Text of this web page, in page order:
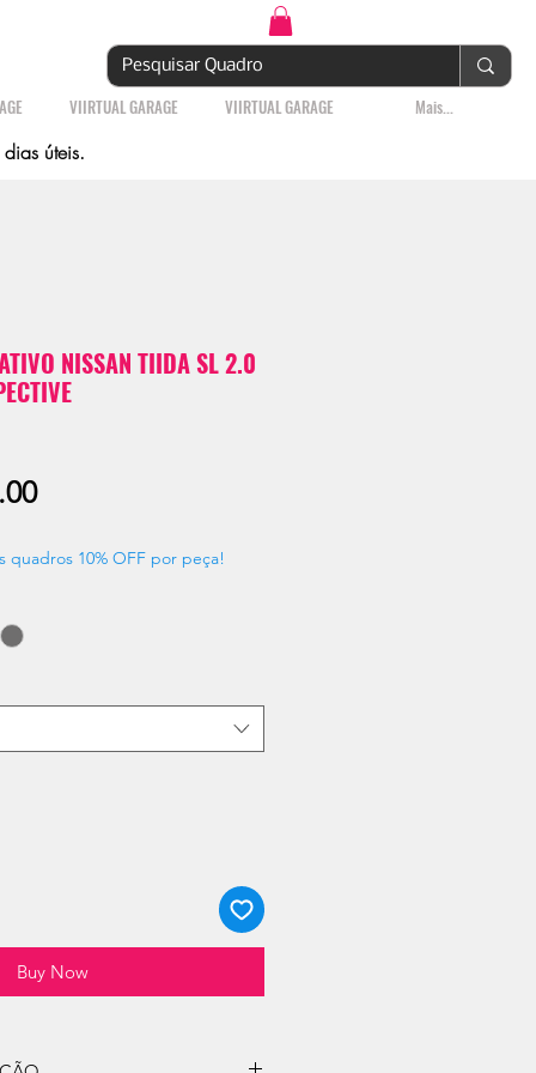
VIIRTUAL GARAGE VIIRTUAL GARAGE Mais...
úteis.
NISSAN TIIDA SL 2.0
Sale
quadros 10% OFF por peça!
Buy Now